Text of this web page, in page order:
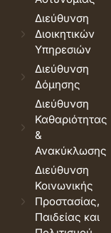
Διεύθυνση
Διοικητικών
Υπηρεσιών
Διεύθυνση
Δόμησης
Διεύθυνση
Καθαριότητας
&
Ανακύκλωσης
Διεύθυνση
Κοινωνικής
Προστασίας,
Παιδείας και